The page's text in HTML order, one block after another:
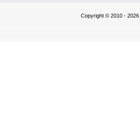
Copyright © 2010 - 2026